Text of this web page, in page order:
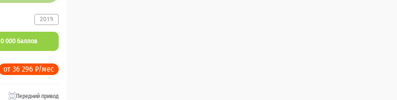
2019
000 баллов
от 36 296 ₽/мес
Передний привод